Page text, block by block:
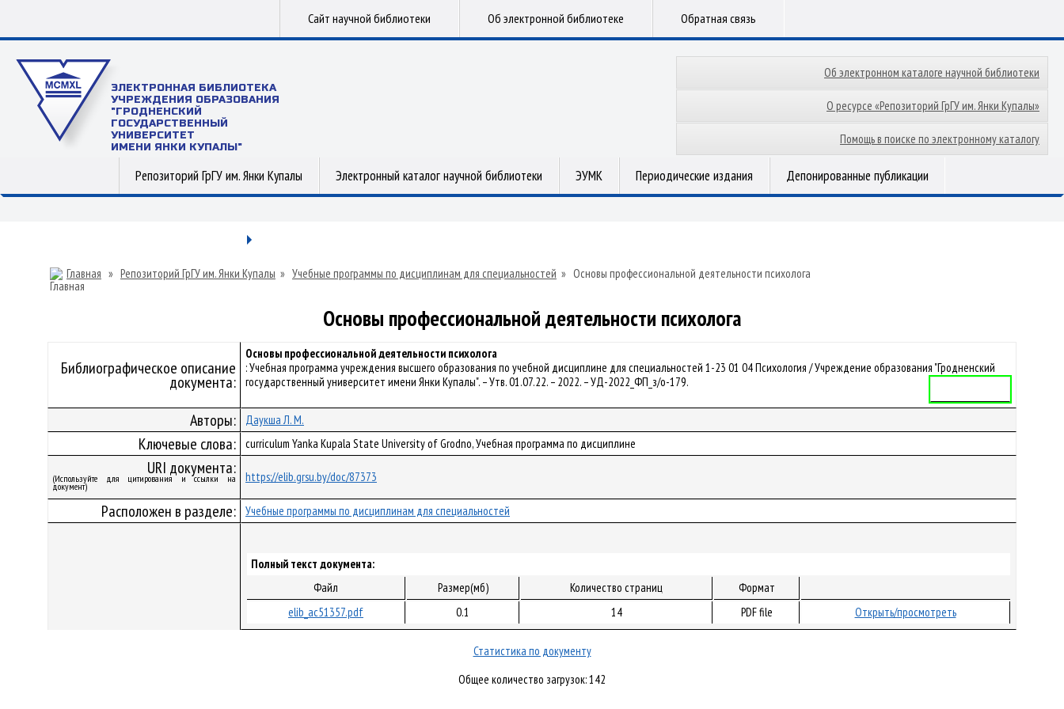
Сайт научной библиотеки Об электронной библиотеке Обратная связь
ЭЛЕКТРОННАЯ БИБЛИОТЕКА
УЧРЕЖДЕНИЯ ОБРАЗОВАНИЯ
"ГРОДНЕНСКИЙ
ГОСУДАРСТВЕННЫЙ
УНИВЕРСИТЕТ
ИМЕНИ ЯНКИ КУПАЛЫ"
Об электронном каталоге научной библиотеки
О ресурсе «Репозиторий ГрГУ им. Янки Купалы»
Помощь в поиске по электронному каталогу
Репозиторий ГрГУ им. Янки Купалы Электронный каталог научной библиотеки ЭУМК Периодические издания Депонированные публикации
Главная » Репозиторий ГрГУ им. Янки Купалы » Учебные программы по дисциплинам для специальностей » Основы профессиональной деятельности психолога
Основы профессиональной деятельности психолога
Библиографическое описание
документа:
Основы профессиональной деятельности психолога
: Учебная программа учреждения высшего образования по учебной дисциплине для специальностей 1-23 01 04 Психология / Учреждение образования "Гродненский
государственный университет имени Янки Купалы". – Утв. 01.07.22. – 2022. – УД-2022_ФП_з/о-179.
Авторы: Даукша Л. М.
Ключевые слова: curriculum Yanka Kupala State University of Grodno, Учебная программа по дисциплине
URI документа:
(Используйте для цитирования и ссылки на
документ)
https://elib.grsu.by/doc/87373
Расположен в разделе: Учебные программы по дисциплинам для специальностей
Полный текст документа:
Файл
Размер(мб) Количество страниц
Формат
elib_ac51357.pdf
0.1 14 PDF file Открыть/просмотреть
Статистика по документу
Общее количество загрузок: 142